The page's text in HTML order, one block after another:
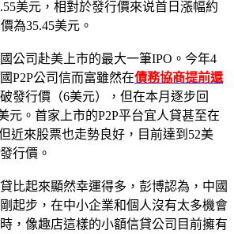
美元，相對於發行價來说首日漲幅約
為35.45美元。
公司赴美上市的最大一筆IPO。今年4
P2P公司信而富雖然在債務協商提前還
發行價（6美元），但在本月逐步回
元。首家上市的P2P平台宜人貸甚至在
近來股票也走勢良好，目前達到52美
行價。
比起來顯然幸運得多，彭博認為，中國
起步，在中小企業和個人沒有太多機會
，像趣店這樣的小額信貸公司目前擁有